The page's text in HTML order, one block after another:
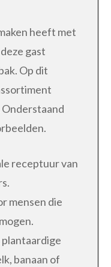
heeft met
gast
Op dit
receptuur van
mensen die
banaan of